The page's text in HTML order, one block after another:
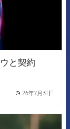
と契約
26年7月31日
badge